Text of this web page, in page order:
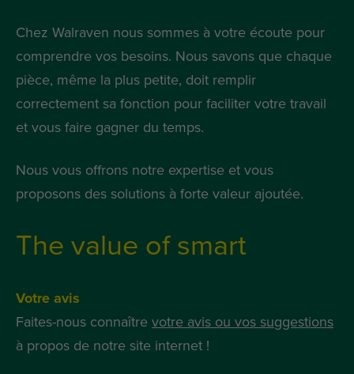
Chez Walraven nous sommes à votre écoute pour
comprendre vos besoins. Nous savons que chaque
pièce, même la plus petite, doit remplir
correctement sa fonction pour faciliter votre travail
et vous faire gagner du temps.
Nous vous offrons notre expertise et vous
proposons des solutions à forte valeur ajoutée.
The value of smart
Votre avis
Faites-nous connaître votre avis ou vos suggestions
à propos de notre site internet !